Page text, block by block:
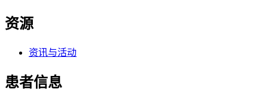
资源
资讯与活动
患者信息